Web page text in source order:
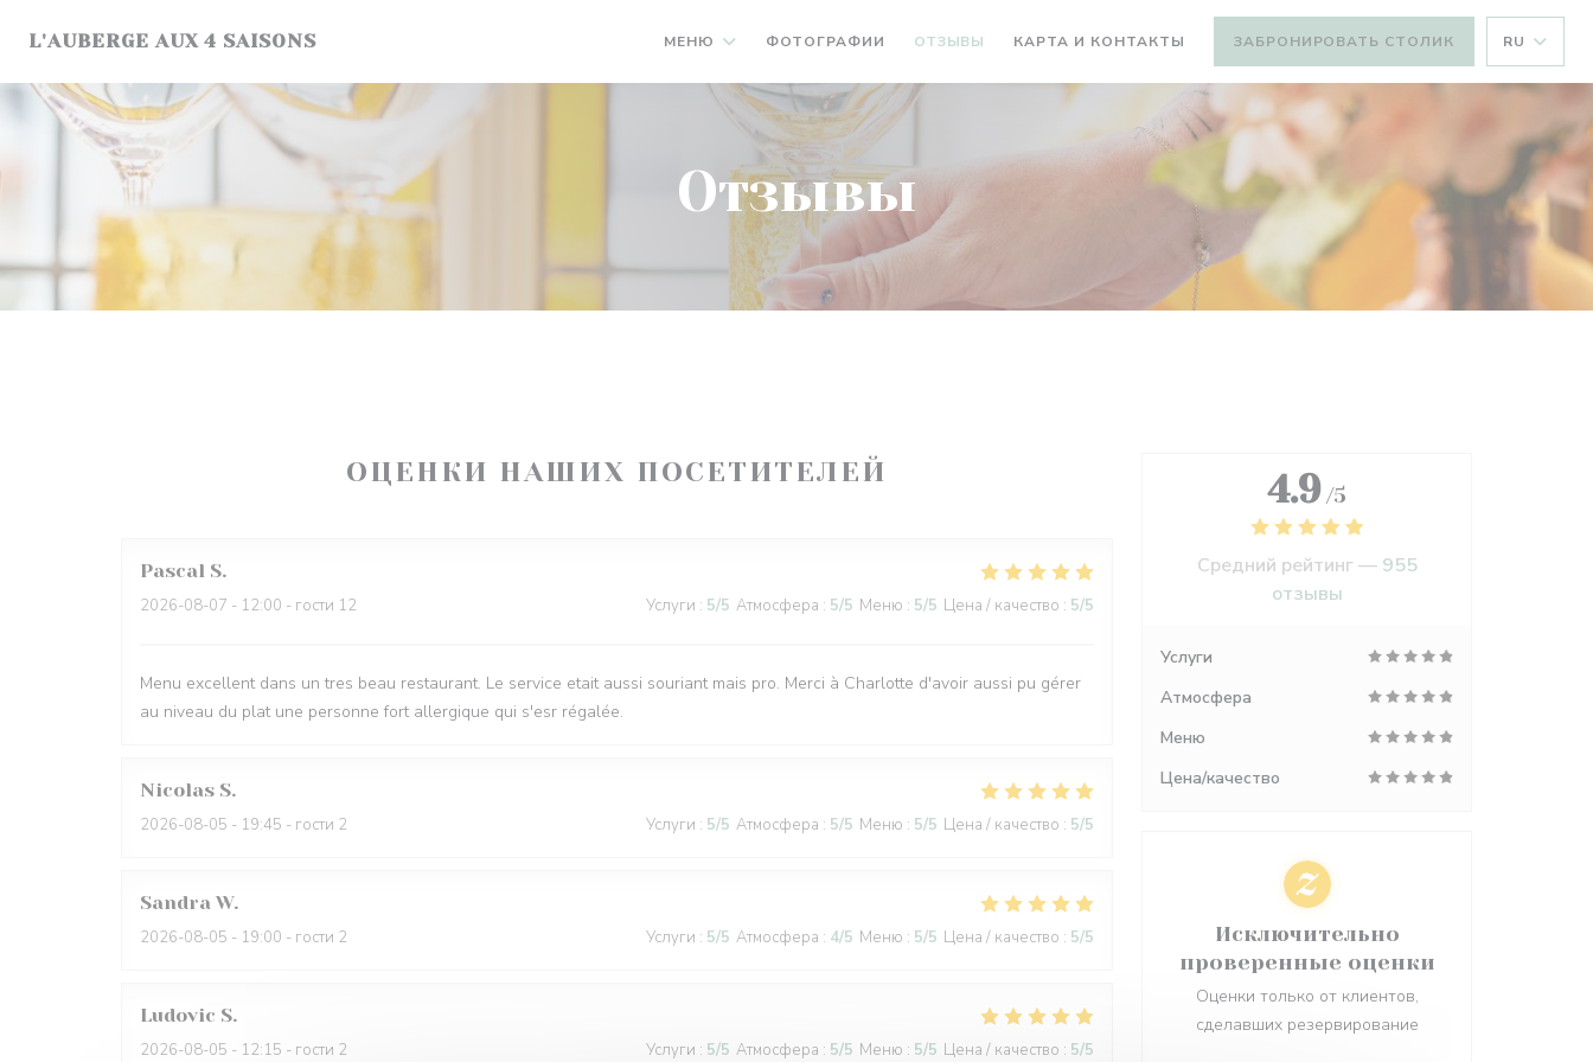
L'AUBERGE AUX 4 SAISONS МЕНЮ ФОТОГРАФИИ ОТЗЫВЫ КАРТА И КОНТАКТЫ ЗАБРОНИРОВАТЬ СТОЛИК RU
Отзывы
ОЦЕНКИ НАШИХ ПОСЕТИТЕЛЕЙ
Pascal S
2026-08-07 - 12:00 - гости 12 Услуги : 5/5 Атмосфера : 5/5 Меню : 5/5 Цена / качество : 5/5
Menu excellent dans un tres beau restaurant. Le service etait aussi souriant mais pro. Merci à Charlotte d'avoir aussi pu gérer
au niveau du plat une personne fort allergique qui s'esr régalée.
Nicolas S
2026-08-05 - 19:45 - гости 2 Услуги : 5/5 Атмосфера : 5/5 Меню : 5/5 Цена / качество : 5/5
Sandra W
2026-08-05 - 19:00 - гости 2 Услуги : 5/5 Атмосфера : 4/5 Меню : 5/5 Цена / качество : 5/5
Ludovic S
2026-08-05 - 12:15 - гости 2 Услуги : 5/5 Атмосфера : 5/5 Меню : 5/5 Цена / качество : 5/5
4.9 /5
Средний рейтинг — 955
отзывы
Услуги
Атмосфера
Меню
Цена/качество
Исключительно
проверенные оценки
Оценки только от клиентов,
сделавших резервирование